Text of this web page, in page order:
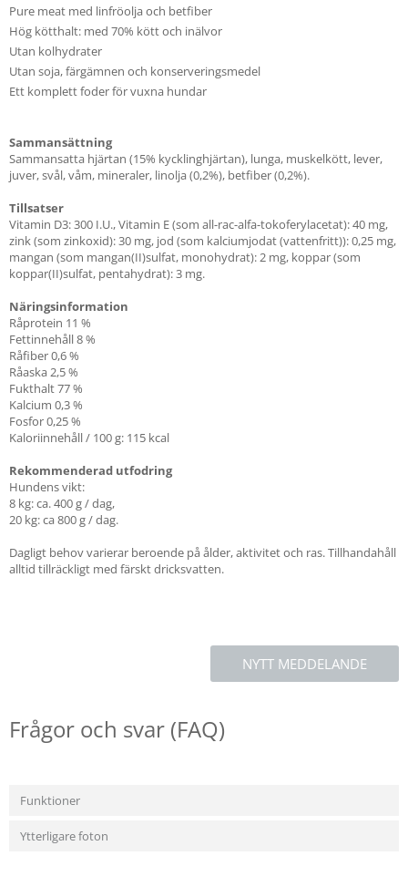
Pure meat med linfröolja och betfiber
Hög kötthalt: med 70% kött och inälvor
Utan kolhydrater
Utan soja, färgämnen och konserveringsmedel
Ett komplett foder för vuxna hundar
Sammansättning
Sammansatta hjärtan (15% kycklinghjärtan), lunga, muskelkött, lever,
juver, svål, våm, mineraler, linolja (0,2%), betfiber (0,2%).
Tillsatser
Vitamin D3: 300 I.U., Vitamin E (som all-rac-alfa-tokoferylacetat): 40 mg,
zink (som zinkoxid): 30 mg, jod (som kalciumjodat (vattenfritt)): 0,25 mg,
mangan (som mangan(II)sulfat, monohydrat): 2 mg, koppar (som
koppar(II)sulfat, pentahydrat): 3 mg.
Näringsinformation
Råprotein 11 %
Fettinnehåll 8 %
Råfiber 0,6 %
Råaska 2,5 %
Fukthalt 77 %
Kalcium 0,3 %
Fosfor 0,25 %
Kaloriinnehåll / 100 g: 115 kcal
Rekommenderad utfodring
Hundens vikt:
8 kg: ca. 400 g / dag,
20 kg: ca 800 g / dag.
Dagligt behov varierar beroende på ålder, aktivitet och ras. Tillhandahåll
alltid tillräckligt med färskt dricksvatten.
NYTT MEDDELANDE
Frågor och svar (FAQ)
Funktioner
Ytterligare foton